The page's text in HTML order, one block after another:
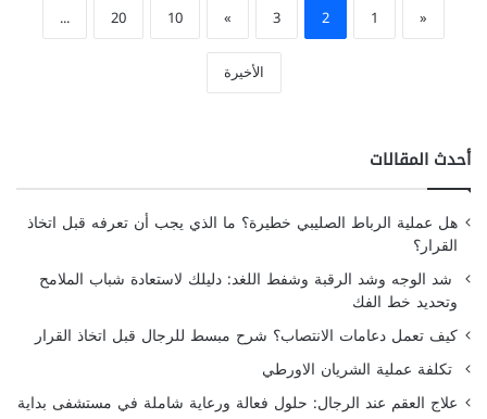
«
1
2
3
»
10
20
...
الأخيرة
أحدث المقالات
هل عملية الرباط الصليبي خطيرة؟ ما الذي يجب أن تعرفه قبل اتخاذ
القرار؟
شد الوجه وشد الرقبة وشفط اللغد: دليلك لاستعادة شباب الملامح
وتحديد خط الفك
كيف تعمل دعامات الانتصاب؟ شرح مبسط للرجال قبل اتخاذ القرار
تكلفة عملية الشريان الاورطي
علاج العقم عند الرجال: حلول فعالة ورعاية شاملة في مستشفى بداية